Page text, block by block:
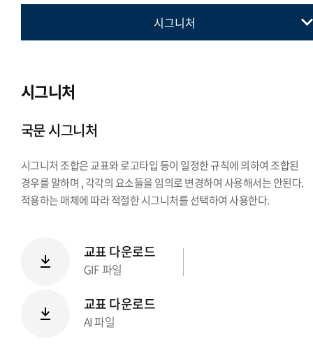
시그니처
전용서체
PPT템플릿
캐릭터
시그니처
국문 시그니처
시그니처 조합은 교표와 로고타입 등이 일정한 규칙에 의하여 조합된
경우를 말하며 , 각각의 요소들을 임의로 변경하여 사용해서는 안된다.
적용하는 매체에 따라 적절한 시그니처를 선택하여 사용한다.
교표 다운로드
GIF 파일
교표 다운로드
AI 파일